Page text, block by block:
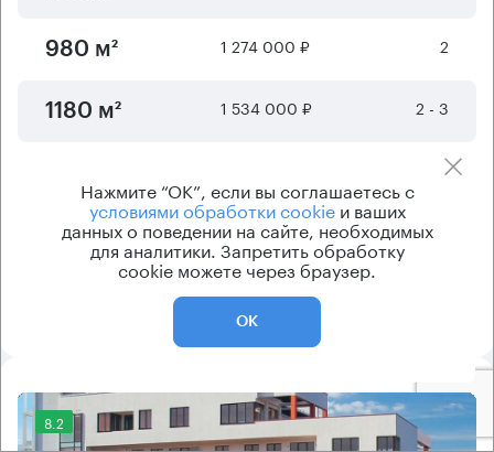
980 м² 1 274 000 ₽ 2
1180 м² 1 534 000 ₽ 2 - 3
2
Отображается6из8предложений
Показать ещё
8.2
Нажмите “ОК”, если вы соглашаетесь с
условиями обработки cookieи ваших
данных о поведении на сайте, необходимых
для аналитики. Запретить обработку
cookie можете через браузер.
ОК